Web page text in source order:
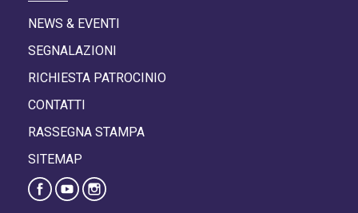
NEWS & EVENTI
SEGNALAZIONI
RICHIESTA PATROCINIO
CONTATTI
RASSEGNA STAMPA
SITEMAP